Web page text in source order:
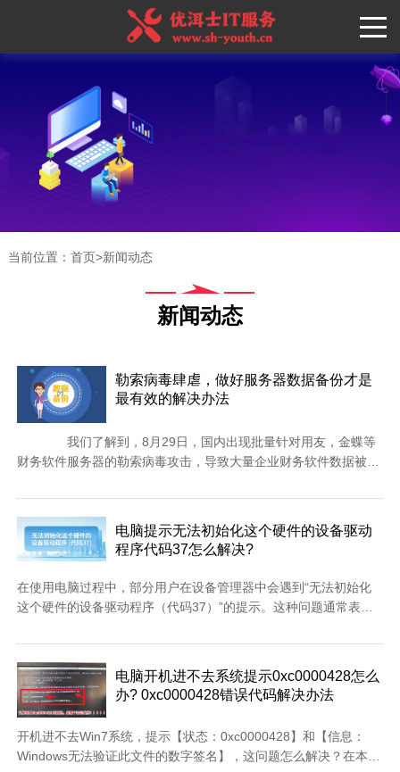
当前位置： 首页>新闻动态
新闻动态
勒索病毒肆虐，做好服务器数据备份才是
最有效的解决办法
我们了解到，8月29日，国内出现批量针对用友，金蝶等
财务软件服务器的勒索病毒攻击，导致大量企业财务软件数据被加
毒规模攻击用友畅捷通用户，中毒终端超2000台仍在上升 什么是
勒索病毒：什么是勒索病毒？有哪些危害？ 用友旗下畅捷通
T+为这次攻击的主要目标。畅捷通产品线包含：好会计、好生意、
好业财、易代账、畅捷通T+。 据悉，此次针对畅捷通T+软件
的攻击，是通过该软件漏洞发起的攻击。导致用户的防火墙和其他
安全防护系统都未能有效阻止病毒入侵。截止发稿时，畅捷通官方
已发布该漏洞修复补丁，请使用该系统的用户及时修复。 如...
电脑提示无法初始化这个硬件的设备驱动
程序代码37怎么解决?
在使用电脑过程中，部分用户在设备管理器中会遇到“无法初始化
这个硬件的设备驱动程序（代码37）”的提示。这种问题通常表示
下面介绍常用的解决方法，帮助用户排查并修复此问题。是什么原
因导致 Windows 错误代码 37？当您得到 Windows 无法初始化此
硬件的设备驱动程序时。（代码 37） 消息，它可能由几个问题引
起，包括：兼容性问题 – 当您将硬件设备插入电脑时，它应该自动
用于每台PC的通用驱动程序。设备驱动程序故障 – 损坏的设备驱
动程序可能是由于从以前版本的 Microsoft Windows 中卸载设备不
电脑开机进不去系统提示0xc0000428怎么
办? 0xc0000428错误代码解决办法
开机进不去Win7系统，提示【状态：0xc0000428】和【信息：
Windows无法验证此文件的数字签名】，这问题怎么解决？在本文